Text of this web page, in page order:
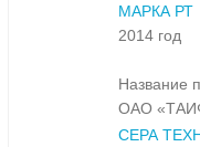
МАРКА РТ
2014 год
Название
ОАО
СЕРА